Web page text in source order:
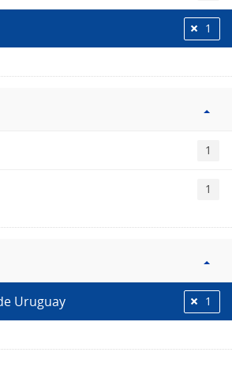
1
1
1
Uruguay 1